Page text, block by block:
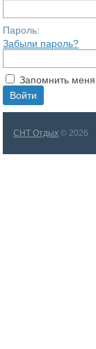
Пароль:
Забыли пароль?
Запомнить меня
СНТ Отдых © 2026